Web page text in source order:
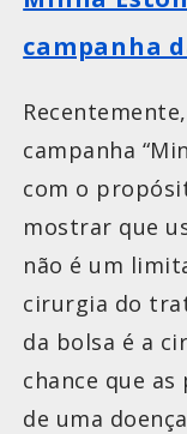
campanha
campanha
com o
mostrar que
não é um
cirurgia do
da bolsa é a
chance que
de uma